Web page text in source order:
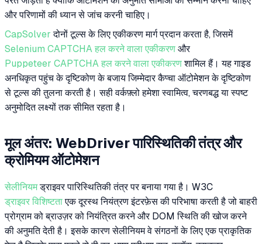
और परिणामों की ध्यान से जांच करनी चाहिए।
CapSolver दोनों टूल्स के लिए एकीकरण मार्ग प्रदान करता है, जिसमें
Selenium CAPTCHA हल करने वाला एकीकरण और
Puppeteer CAPTCHA हल करने वाला एकीकरणशामिल हैं। यह गाइड
अनधिकृत पहुंच के दृष्टिकोण के बजाय जिम्मेदार कैप्चा ऑटोमेशन के दृष्टिकोण
से टूल्स की तुलना करती है। सही वर्कफ़्लो हमेशा स्वामित्व, चरणबद्ध या स्पष्ट
अनुमोदित लक्ष्यों तक सीमित रहता है।
मूल अंतर: WebDriver पारिस्थितिकी तंत्र और
क्रोमियम ऑटोमेशन
सेलीनियमड्राइवर पारिस्थितिकी तंत्र पर बनाया गया है। W3C
ड्राइवर विशिष्टताएक दूरस्थ नियंत्रण इंटरफ़ेस की परिभाषा करती है जो बाहरी
प्रोग्राम को ब्राउज़र को नियंत्रित करने और DOM स्थिति की खोज करने
की अनुमति देती है। इसके कारण सेलीनियम वे संगठनों के लिए एक प्राकृतिक